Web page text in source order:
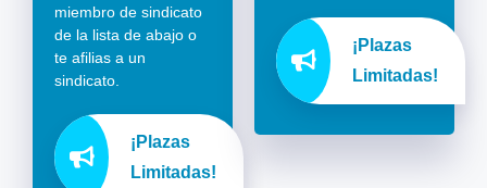
miembro de sindicato
de la lista de abajo o
te afilias a un
sindicato.
¡Plazas
Limitadas!
¡Plazas
Limitadas!